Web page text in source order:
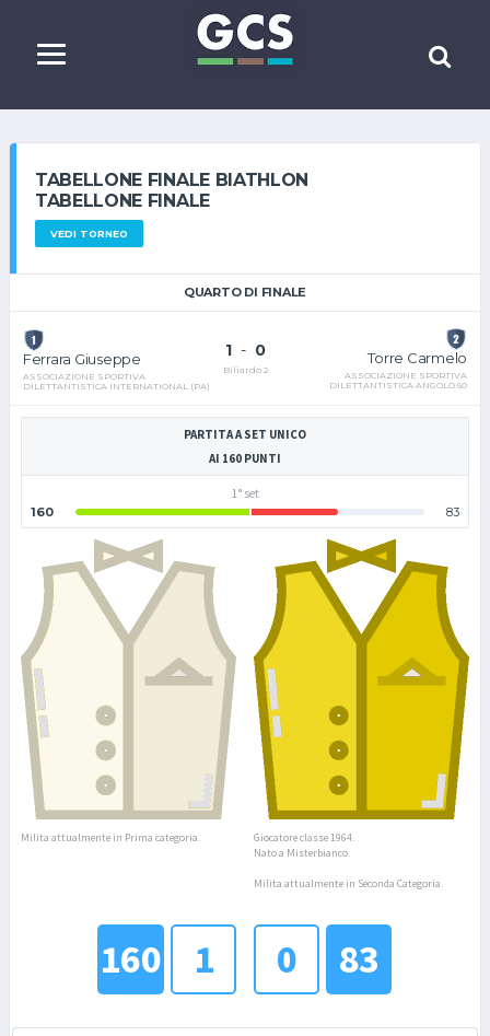
TABELLONE FINALE BIATHLON
TABELLONE FINALE
VEDI TORNEO
QUARTO DI FINALE
Ferrara Giuseppe
ASSOCIAZIONE SPORTIVA
DILETTANTISTICA INTERNATIONAL (PA)
1- 0
Biliardo 2
Torre Carmelo
ASSOCIAZIONE SPORTIVA
DILETTANTISTICA ANGOLO 50
PARTITA A SET UNICO
AI 160 PUNTI
1° set
160
83
Milita attualmente in Prima categoria.
Giocatore classe 1964.
Nato a Misterbianco.
Milita attualmente in Seconda Categoria.
1
160 0 83